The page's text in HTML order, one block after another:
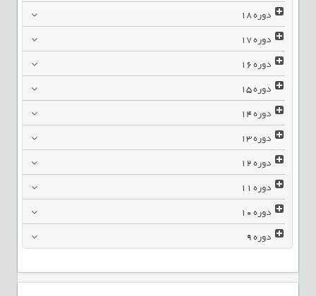
دوره18
دوره17
دوره16
دوره15
دوره14
دوره13
دوره12
دوره11
دوره10
دوره9